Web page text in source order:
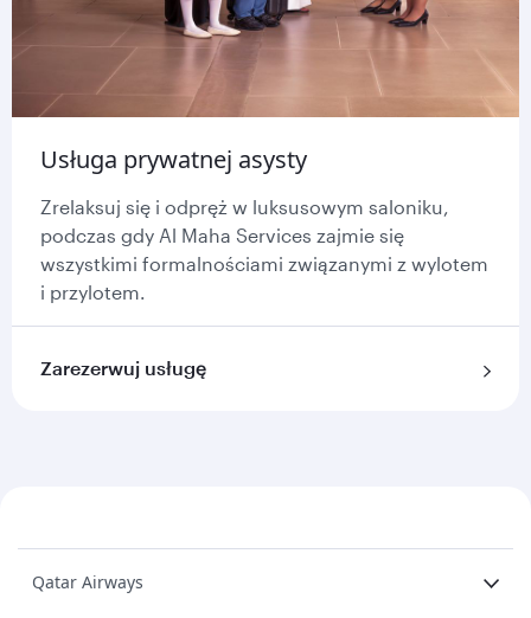
Usługa prywatnej asysty
Zrelaksuj się i odpręż w luksusowym saloniku,
podczas gdy Al Maha Services zajmie się
wszystkimi formalnościami związanymi z wylotem
i przylotem.
Zarezerwuj usługę
Qatar Airways